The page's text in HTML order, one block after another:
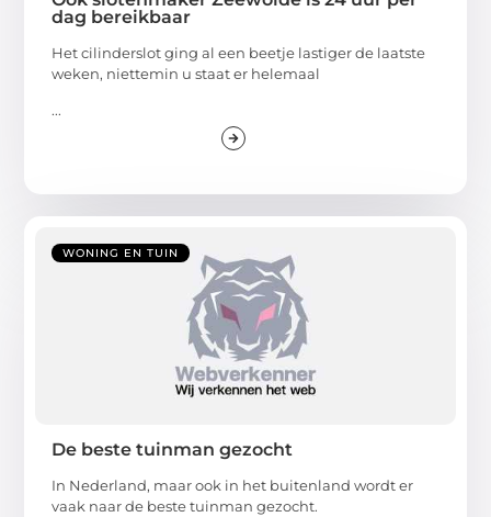
dag bereikbaar
Het cilinderslot ging al een beetje lastiger de laatste
weken, niettemin u staat er helemaal
...
WONING EN TUIN
De beste tuinman gezocht
In Nederland, maar ook in het buitenland wordt er
vaak naar de beste tuinman gezocht.